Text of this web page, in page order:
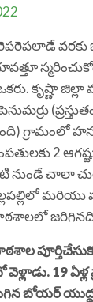
వరకు
కృష్ణా
గ్రామంలో
2
నుండే చాలా
వెళ్లాడు. 19
బోయర్